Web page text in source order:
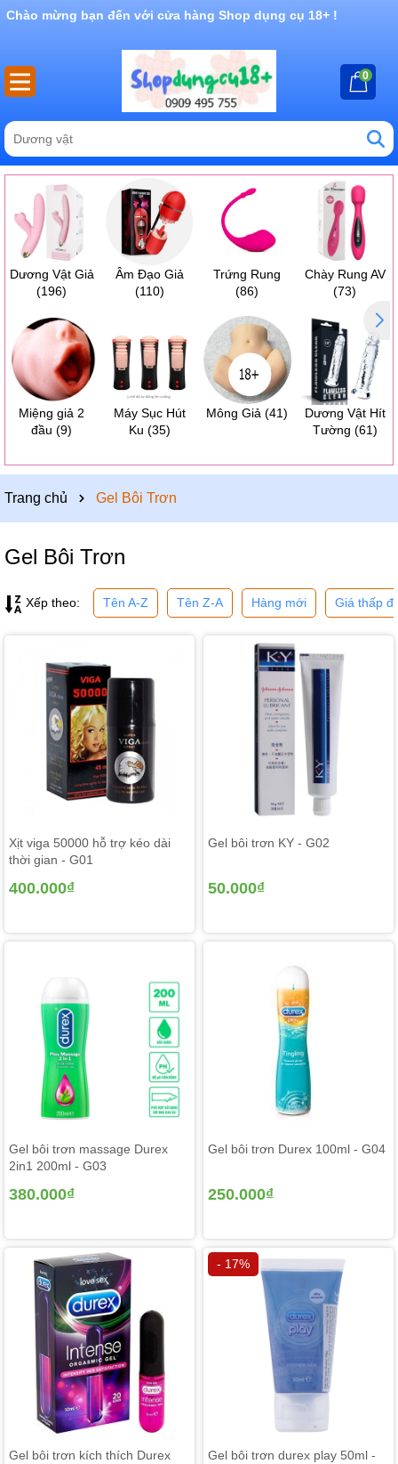
Rất nhiều ưu đãi và chương trình khuyến mãi đang chờ đợi
0
Dương Vật Giả
(196)
Âm Đạo Giả
(110)
Trứng Rung
(86)
Chày Rung AV
(73)
Miệng giả 2
đầu (9)
Máy Sục Hút
Ku (35)
Mông Giả (41)
Dương Vật Hít
Tường (61)
Trang chủ Gel Bôi Trơn
Gel Bôi Trơn
Xếp theo: Tên A-Z Tên Z-A Hàng mới Giá thấp
Xịt viga 50000 hỗ trợ kéo dài
thời gian - G01
400.000₫
Gel bôi trơn KY - G02
50.000₫
Gel bôi trơn massage Durex
2in1 200ml - G03
380.000₫
Gel bôi trơn Durex 100ml - G04
250.000₫
Gel bôi trơn kích thích Durex
- 17%
Gel bôi trơn durex play 50ml -